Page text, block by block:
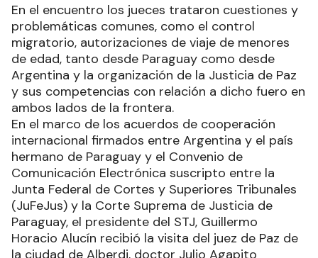
En el encuentro los jueces trataron cuestiones y
problemáticas comunes, como el control
migratorio, autorizaciones de viaje de menores
de edad, tanto desde Paraguay como desde
Argentina y la organización de la Justicia de Paz
y sus competencias con relación a dicho fuero en
ambos lados de la frontera.
En el marco de los acuerdos de cooperación
internacional firmados entre Argentina y el país
hermano de Paraguay y el Convenio de
Comunicación Electrónica suscripto entre la
Junta Federal de Cortes y Superiores Tribunales
(JuFeJus) y la Corte Suprema de Justicia de
Paraguay, el presidente del STJ, Guillermo
Horacio Alucín recibió la visita del juez de Paz de
la ciudad de Alberdi, doctor Julio Agapito